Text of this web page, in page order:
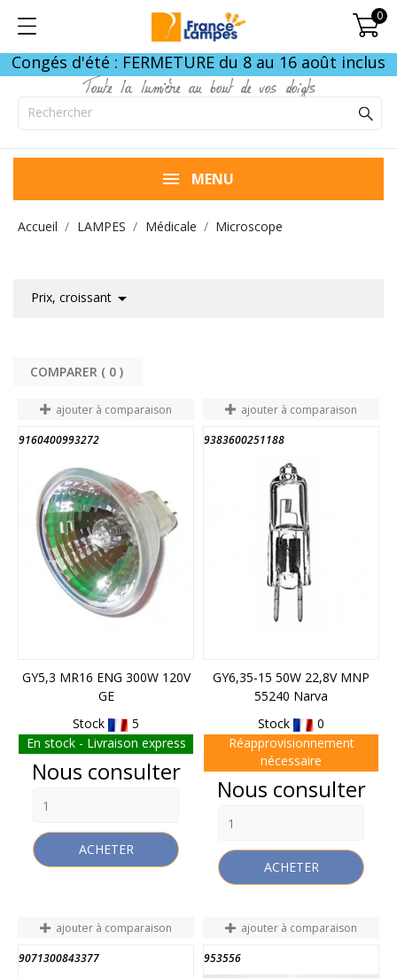
0
Congés d'été : FERMETURE du 8 au 16 août inclus
Toute la lumière au bout de vos doigts
MENU
Accueil LAMPES Médicale Microscope
Prix, croissant 
COMPARER ( 0
ajouter à comparaison
9160400993272
GY5,3 MR16 ENG 300W 120V
GE
Stock
5
En stock - Livraison express
Prix
Nous consulter
ACHETER
ajouter à comparaison
9383600251188
GY6,35-15 50W 22,8V MNP
55240 Narva
Stock
0
Réapprovisionnement
nécessaire
Prix
Nous consulter
ACHETER
ajouter à comparaison
9071300843377
ajouter à comparaison
953556